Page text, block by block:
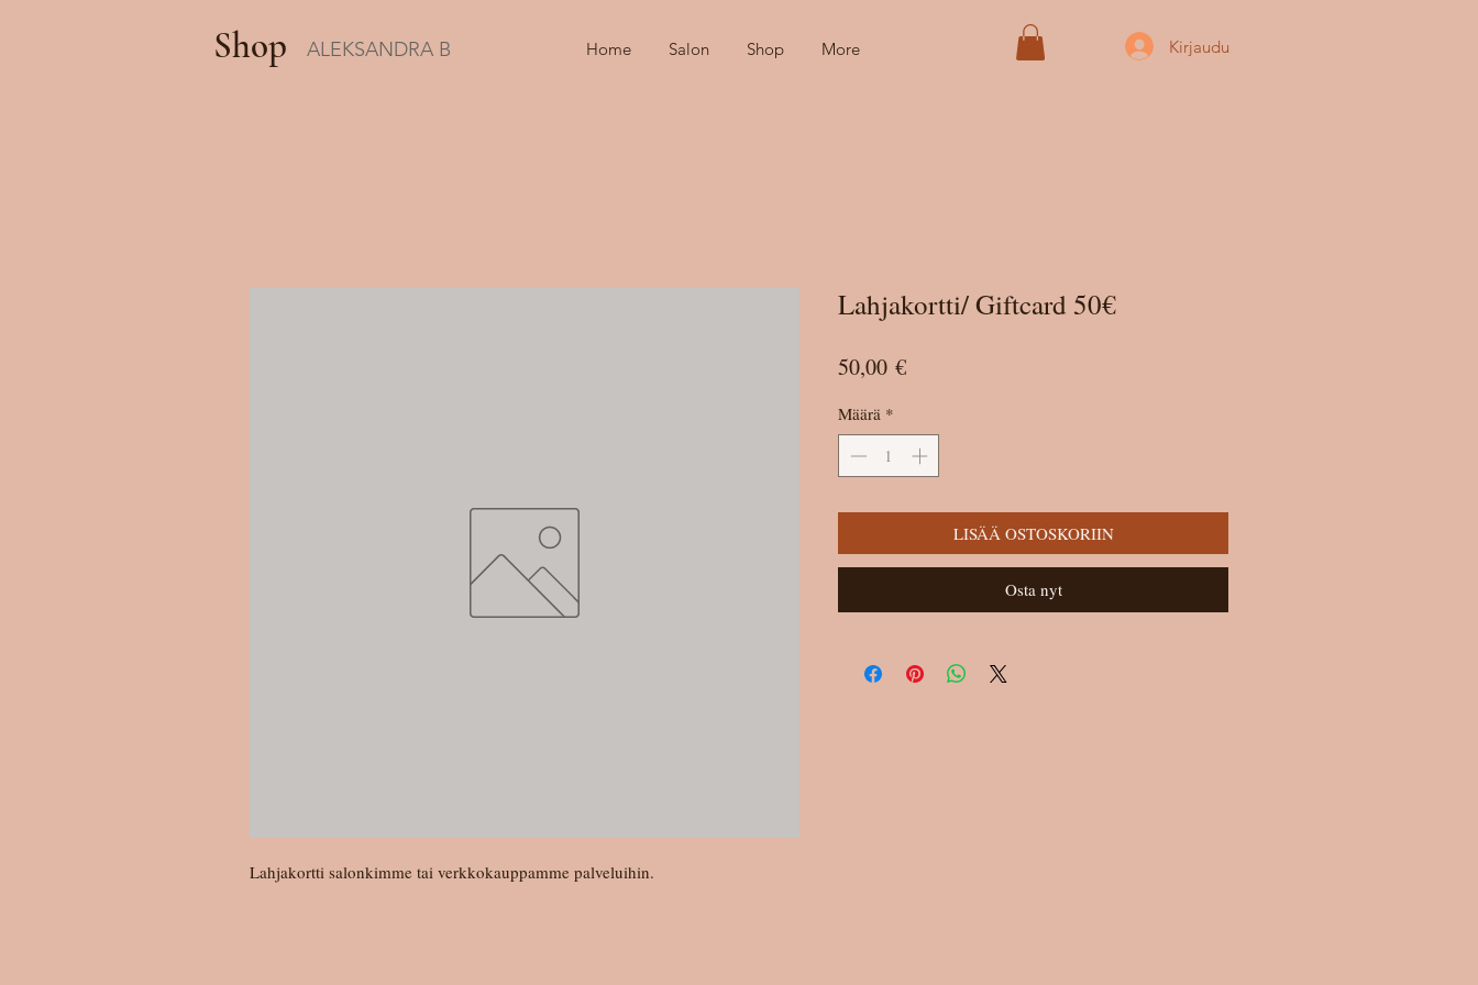
Shop ALEKSANDRA B Home Salon Shop More Kirjaudu
Lahjakortti salonkimme tai verkkokauppamme palveluihin.
Lahjakortti/ Giftcard 50€
50,00 €Hinta
Määrä *
LISÄÄ OSTOSKORIIN
Osta nyt